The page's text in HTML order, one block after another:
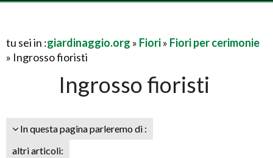
tu sei in :giardinaggio.org » Fiori» Fiori per cerimonie
» Ingrosso fioristi
Ingrosso fioristi
In questa pagina parleremo di :
altri articoli: